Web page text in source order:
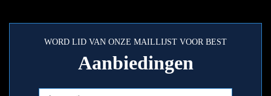
WORD LID VAN ONZE MAILLIJST VOOR BEST
Aanbiedingen